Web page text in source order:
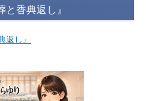
香典返し』
返し』